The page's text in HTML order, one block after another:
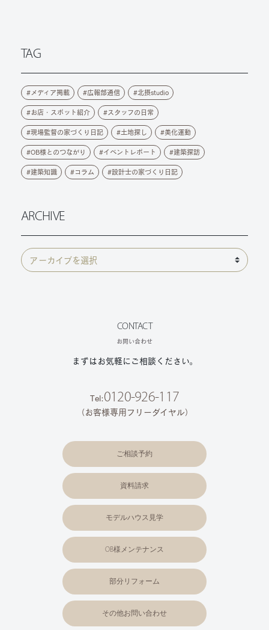
TAG
メディア掲載 広報部通信 北摂studio
お店・スポット紹介 スタッフの日常
現場監督の家づくり日記 土地探し 美化運動
OB様とのつながり イベントレポート 建築探訪
建築知識 コラム 設計士の家づくり日記
ARCHIVE
CONTACT
お問い合わせ
まずはお気軽にご相談ください。
Tel:0120-926-117
（お客様専用フリーダイヤル）
ご相談予約
資料請求
モデルハウス見学
OB様メンテナンス
部分リフォーム
その他お問い合わせ